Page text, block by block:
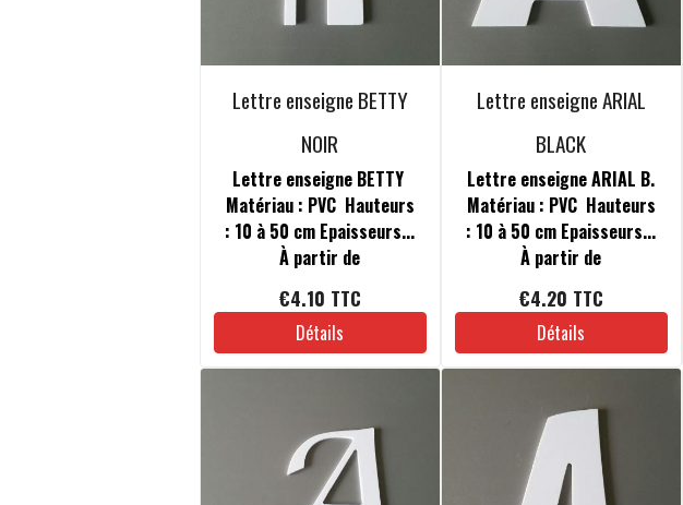
Lettre enseigne BETTY
NOIR
Lettre enseigne BETTY
Matériau : PVC Hauteurs
: 10 à 50 cm Epaisseurs...
À partir de
€4.10 TTC
Détails
Lettre enseigne ARIAL
BLACK
Lettre enseigne ARIAL B.
Matériau : PVC Hauteurs
: 10 à 50 cm Epaisseurs...
À partir de
€4.20 TTC
Détails